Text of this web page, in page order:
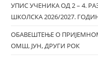
УПИС УЧЕНИКА ОД 2 – 4.
ШКОЛСКА 2026/2027.
ОБАВЕШТЕЊЕ О
ОМШ, ЈУН, ДРУГИ РОК